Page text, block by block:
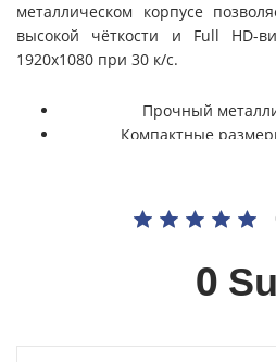
металлическом корпусе
высокой чёткости и Full HD-
1920x1080 при 30 к/с.
Прочный
Компактные
Фото до 12 МП
0